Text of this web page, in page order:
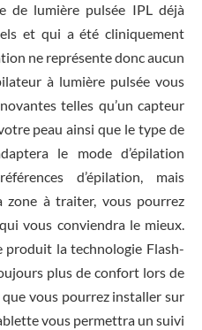
de lumière pulsée IPL déjà
et qui a été cliniquement
ne représente donc aucun
à lumière pulsée vous
telles qu’un capteur
peau ainsi que le type de
le mode d’épilation
d’épilation, mais
zone à traiter, vous pourrez
vous conviendra le mieux.
produit la technologie Flash-
plus de confort lors de
vous pourrez installer sur
vous permettra un suivi